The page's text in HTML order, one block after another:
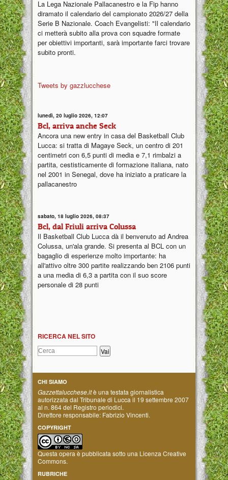
La Lega Nazionale Pallacanestro e la Fip hanno
diramato il calendario del campionato 2026/27 della
Serie B Nazionale. Coach Evangelisti: "Il calendario
ci metterà subito alla prova con squadre formate
per obiettivi importanti, sarà importante farci trovare
subito pronti.
Tweets by gazzlucchese
lunedì, 20 luglio 2026, 12:07
Bcl, arriva anche Seck
Ancora una new entry in casa del Basketball Club
Lucca: si tratta di Magaye Seck, un centro di 201
centimetri con 6,5 punti di media e 7,1 rimbalzi a
partita, cestisticamente di formazione italiana, nato
nel 2001 in Senegal, dove ha iniziato a praticare la
pallacanestro
sabato, 18 luglio 2026, 08:37
Bcl, dal Friuli arriva Colussa
Il Basketball Club Lucca dà il benvenuto ad Andrea
Colussa, un'ala grande. Si presenta al BCL con un
bagaglio di esperienze molto importante: ha
all'attivo oltre 300 partite realizzando ben 2106 punti
a una media di 6,3 a partita con il suo score
personale di 28 punti
RICERCA NEL SITO
CHI SIAMO
Gazzettalucchese.itè una testata giornalistica
autorizzata dal Tribunale di Lucca il 19 settembre 2007
al n. 864 del Registro periodici.
Direttore responsabile: Fabrizio Vincenti.
COPYRIGHT
Questa opera è pubblicata sotto una Licenza Creative
Commons.
RUBRICHE